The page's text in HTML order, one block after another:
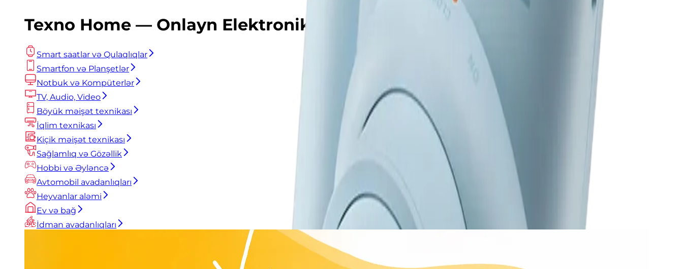
Texno Home — Onlayn Elektronika və Məişət Texnikası Mağazası
Smart saatlar və Qulaqlıqlar
Smartfon və Planşetlər
Notbuk və Kompüterlər
TV, Audio, Video
Böyük məişət texnikası
İqlim texnikası
Kiçik məişət texnikası
Sağlamlıq və Gözəllik
Hobbi və Əyləncə
Avtomobil avadanlıqları
Heyvanlar aləmi
Ev və bağ
İdman avadanlıqları